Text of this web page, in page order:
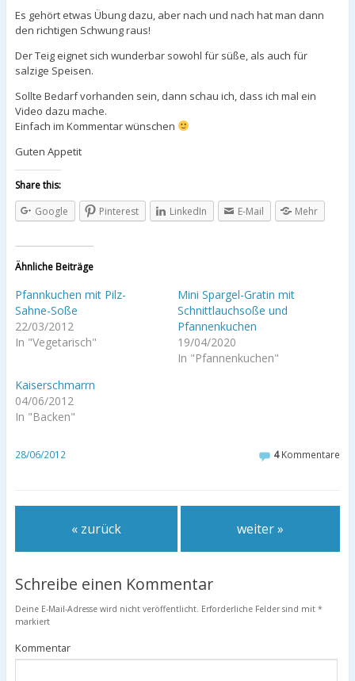
Es gehört etwas Übung dazu, aber nach und nach hat man dann
den richtigen Schwung raus!
Der Teig eignet sich wunderbar sowohl für süße, als auch für
salzige Speisen.
Sollte Bedarf vorhanden sein, dann schau ich, dass ich mal ein
Video dazu mache.
Einfach im Kommentar wünschen
Guten Appetit
Share this:
Google
Pinterest LinkedIn E-Mail Mehr
Ähnliche Beiträge
Pfannkuchen mit Pilz-
Sahne-Soße
22/03/2012
In "Vegetarisch"
Mini Spargel-Gratin mit
Schnittlauchsoße und
Pfannenkuchen
19/04/2020
In "Pfannenkuchen"
Kaiserschmarrn
04/06/2012
In "Backen"
28/06/2012 4Kommentare
« zurück weiter »
Schreibe einen Kommentar
Deine E-Mail-Adresse wird nicht veröffentlicht. Erforderliche Felder sind mit *
markiert
Kommentar